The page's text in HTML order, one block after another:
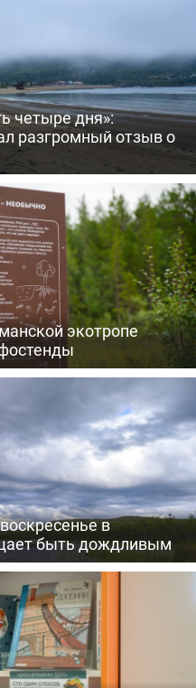
четыре дня»:
разгромный отзыв о
экотропе
в
быть дождливым